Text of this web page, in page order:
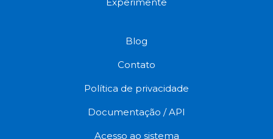
Blog
Contato
Política de privacidade
Documentação / API
Acesso ao sistema